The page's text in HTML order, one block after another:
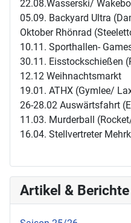
22.08.Wasserski/
05.09. Backyard Ultra
Oktober Rhönrad
10.11. Sporthallen-
30.11. Eisstockschießen
12.12 Weihnachtsmarkt
19.01. ATHX (Gymlee/
26-28.02 Auswärtsfahrt
11.03. Murderball
16.04. Stellvertreter
Artikel & Berichte